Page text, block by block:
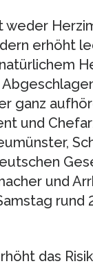
erhöht
ganz
und
und
das